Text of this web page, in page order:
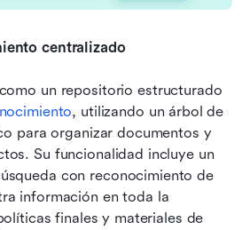
centralizado
un repositorio estructurado
, utilizando un árbol de
para organizar documentos y
Su funcionalidad incluye un
con reconocimiento de
información en toda la
finales y materiales de